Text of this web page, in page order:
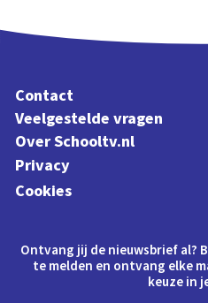
Contact
Veelgestelde vragen
Over Schooltv.nl
Privacy
Cookies
Ontvang jij de nieuwsbrief al?
te melden en ontvang elke
keuze in